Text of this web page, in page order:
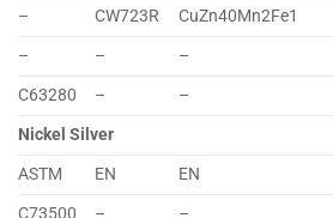
–
CW723R CuZn40Mn2Fe1
–
– –
C63280
– –
Nickel Silver
ASTM
EN EN
C73500
– –